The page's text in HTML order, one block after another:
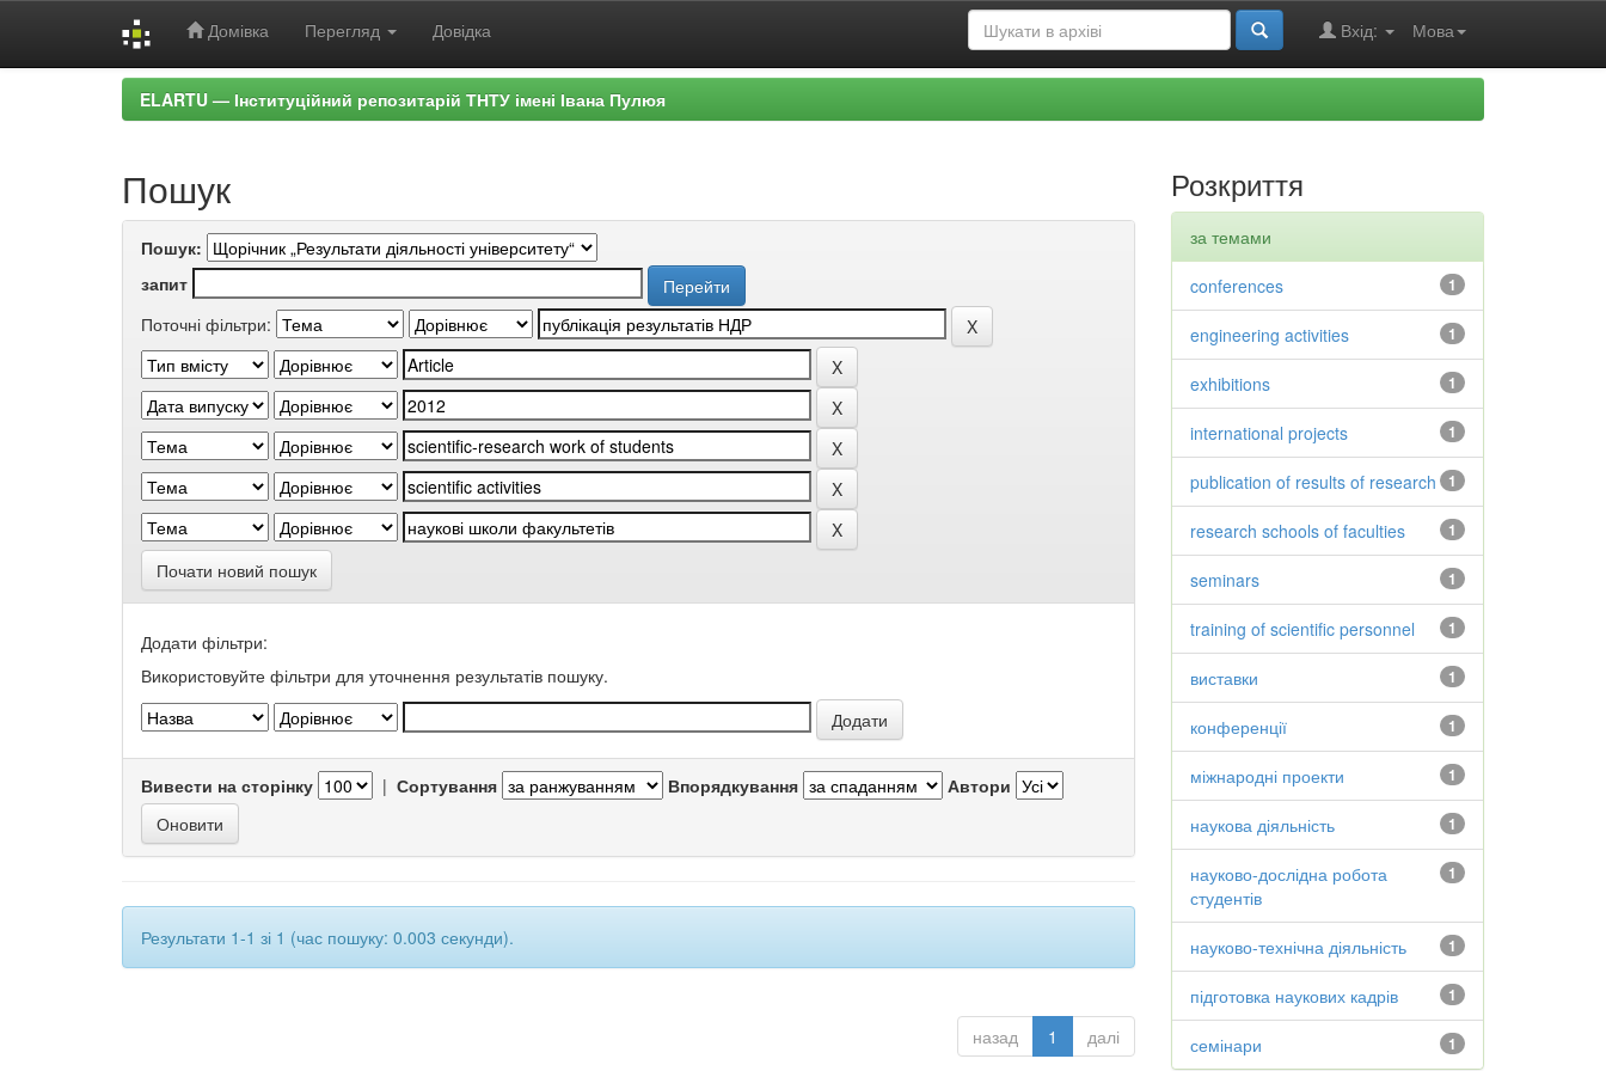
Домівка Перегляд Довідка Мова
Вхід:
ELARTU — Інституційний репозитарій ТНТУ імені Івана Пулюя
Пошук
Пошук:
запит
Поточні фільтри:
Почати новий пошук
Додати фільтри:
Використовуйте фільтри для уточнення результатів пошуку.
Вивести на сторінку | Сортування Впорядкування Автори
Результати 1-1 зі 1 (час пошуку: 0.003 секунди).
назад 1 далі
Розкриття
за темами
1
conferences
1
engineering activities
1
exhibitions
1
international projects
1
publication of results of research
1
research schools of faculties
1
seminars
1
training of scientific personnel
1
виставки
1
конференції
1
міжнародні проекти
1
наукова діяльність
1
науково-дослідна робота
студентів
1
науково-технічна діяльність
1
підготовка наукових кадрів
1
семінари